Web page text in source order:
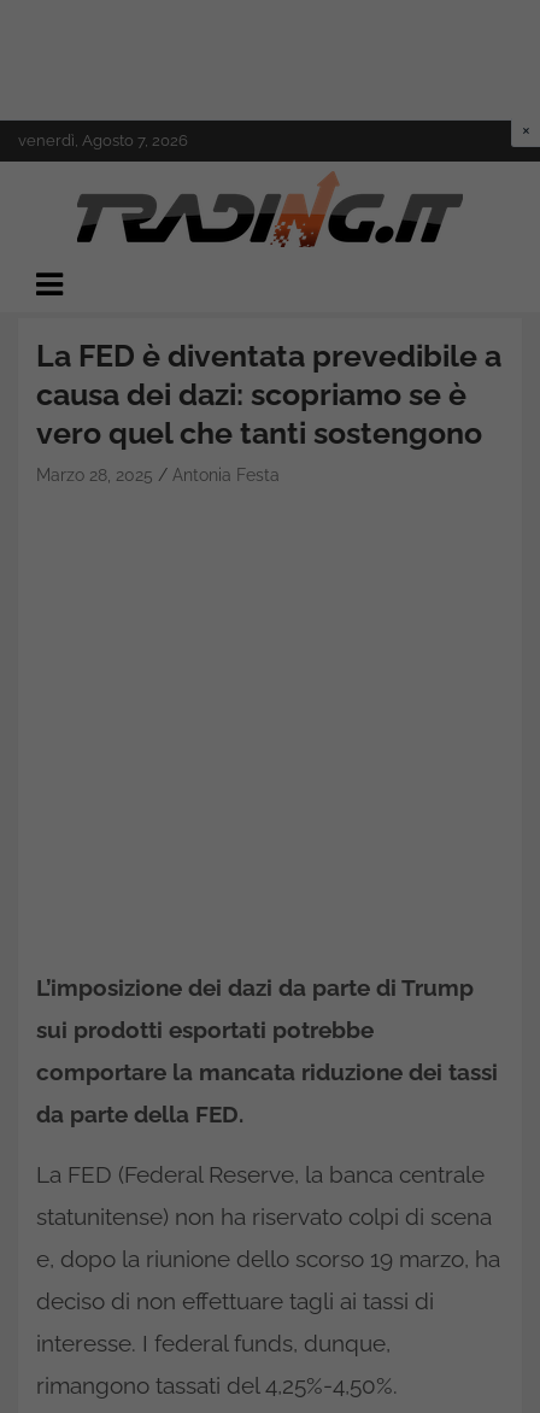
to
venerdì, Agosto 7, 2026
Trading.it
La FED è diventata prevedibile a
causa dei dazi: scopriamo se è
vero quel che tanti sostengono
Marzo 28, 2025 Antonia Festa
L’imposizione dei dazi da parte di Trump
sui prodotti esportati potrebbe
comportare la mancata riduzione dei tassi
da parte della FED.
La FED (Federal Reserve, la banca centrale
statunitense) non ha riservato colpi di scena
e, dopo la riunione dello scorso 19 marzo, ha
deciso di non effettuare tagli ai tassi di
interesse. I federal funds, dunque,
rimangono tassati del 4,25%-4,50%.